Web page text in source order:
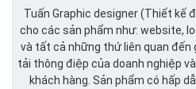
Tuấn Graphic designer (Thiết kế
cho các sản phẩm như: website,
và tất cả những thứ liên quan đến
tải thông điệp của doanh nghiệp
khách hàng. Sản phẩm có hấp